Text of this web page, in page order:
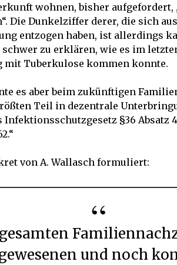
wohnen, bisher aufgefordert,
Die Dunkelziffer derer, die sich
entzogen haben, ist allerdings
zu erklären, wie es im
mit Tuberkulose kommen konnte.
es aber beim zukünftigen
Teil in dezentrale
§36 Absatz
von A. Wallasch formuliert:
und noch